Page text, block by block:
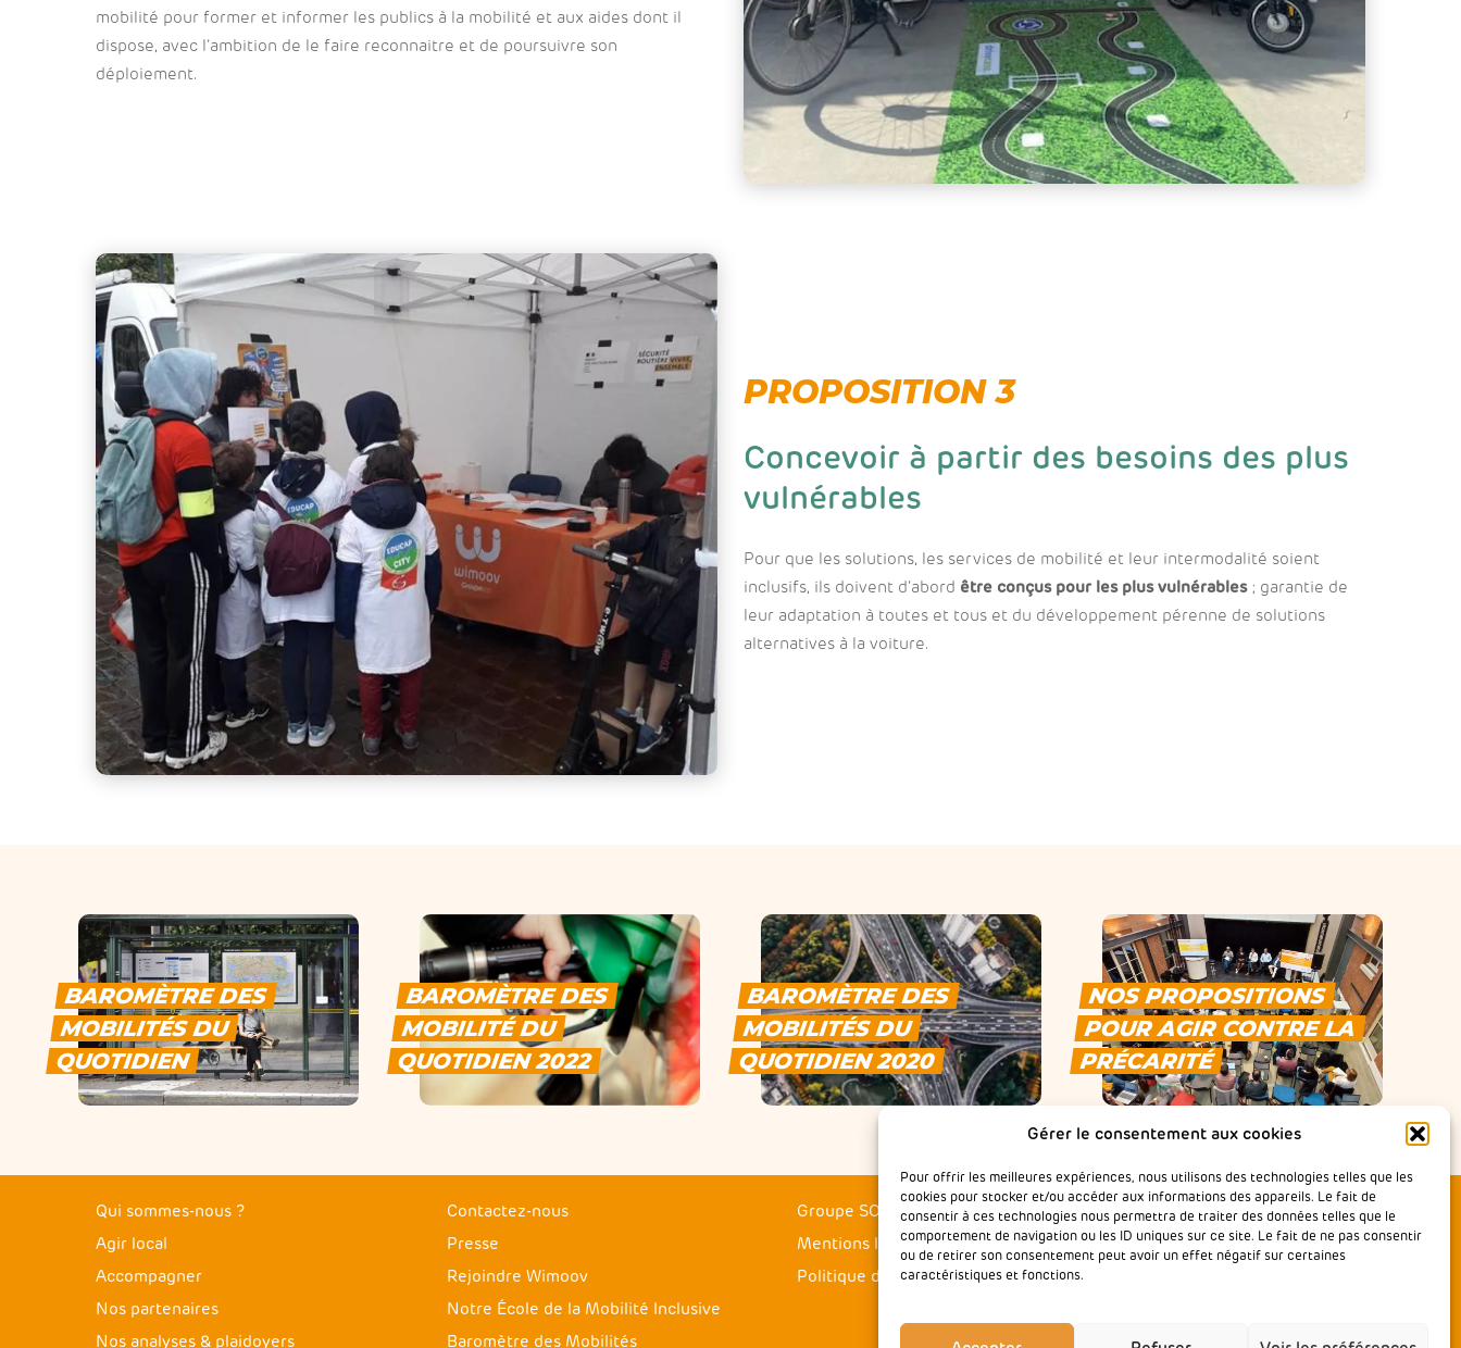
Gérer le consentement aux cookies
Pour offrir les meilleures expériences, nous utilisons des technologies telles que les
cookies pour stocker et/ou accéder aux informations des appareils. Le fait de
consentir à ces technologies nous permettra de traiter des données telles que le
comportement de navigation ou les ID uniques sur ce site. Le fait de ne pas consentir
ou de retirer son consentement peut avoir un effet négatif sur certaines
caractéristiques et fonctions.
mobilité pour former et informer les publics à la mobilité et aux aides dont il
dispose, avec l’ambition de le faire reconnaitre et de poursuivre son
déploiement.
PROPOSITION 3
Concevoir à partir des besoins des plus
vulnérables
Pour que les solutions, les services de mobilité et leur intermodalité soient
inclusifs, ils doivent d’abord être conçus pour les plus vulnérables; garantie de
leur adaptation à toutes et tous et du développement pérenne de solutions
alternatives à la voiture.
BAROMÈTRE DES
MOBILITÉS DU
QUOTIDIEN
BAROMÈTRE DES
MOBILITÉ DU
QUOTIDIEN 2022
BAROMÈTRE DES
MOBILITÉS DU
QUOTIDIEN 2020
NOS PROPOSITIONS
POUR AGIR CONTRE LA
PRÉCARITÉ
Qui sommes-nous ?
Agir local
Accompagner
Nos partenaires
Nos analyses & plaidoyers
Contactez-nous
Presse
Rejoindre Wimoov
Notre École de la Mobilité Inclusive
Baromètre des Mobilités
Groupe SOS
Mentions légales
Politique de confidentialité
Suivez-nous :